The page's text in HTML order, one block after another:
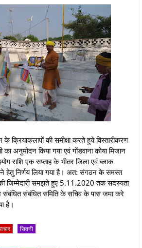
क्रियाकलापों की समीक्षा करते हुये विस्तारीकरण
का अनुमोदन किया गया एवं गोंडवाना कोया मिजान
राशि एक सप्ताह के भीतर जिला एवं ब्लाक
हेतु निर्णय लिया गया है। अत: संगठन के समस्त
जिम्मेदारी समझते हुए 5.11.2020 तक सदस्यता
संबंधित संबंधित समिति के सचिव के पास जमा करे
है।
सिवनी